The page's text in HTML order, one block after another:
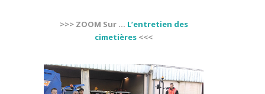
>>> ZOOM Sur … L’entretien des
cimetières <<<